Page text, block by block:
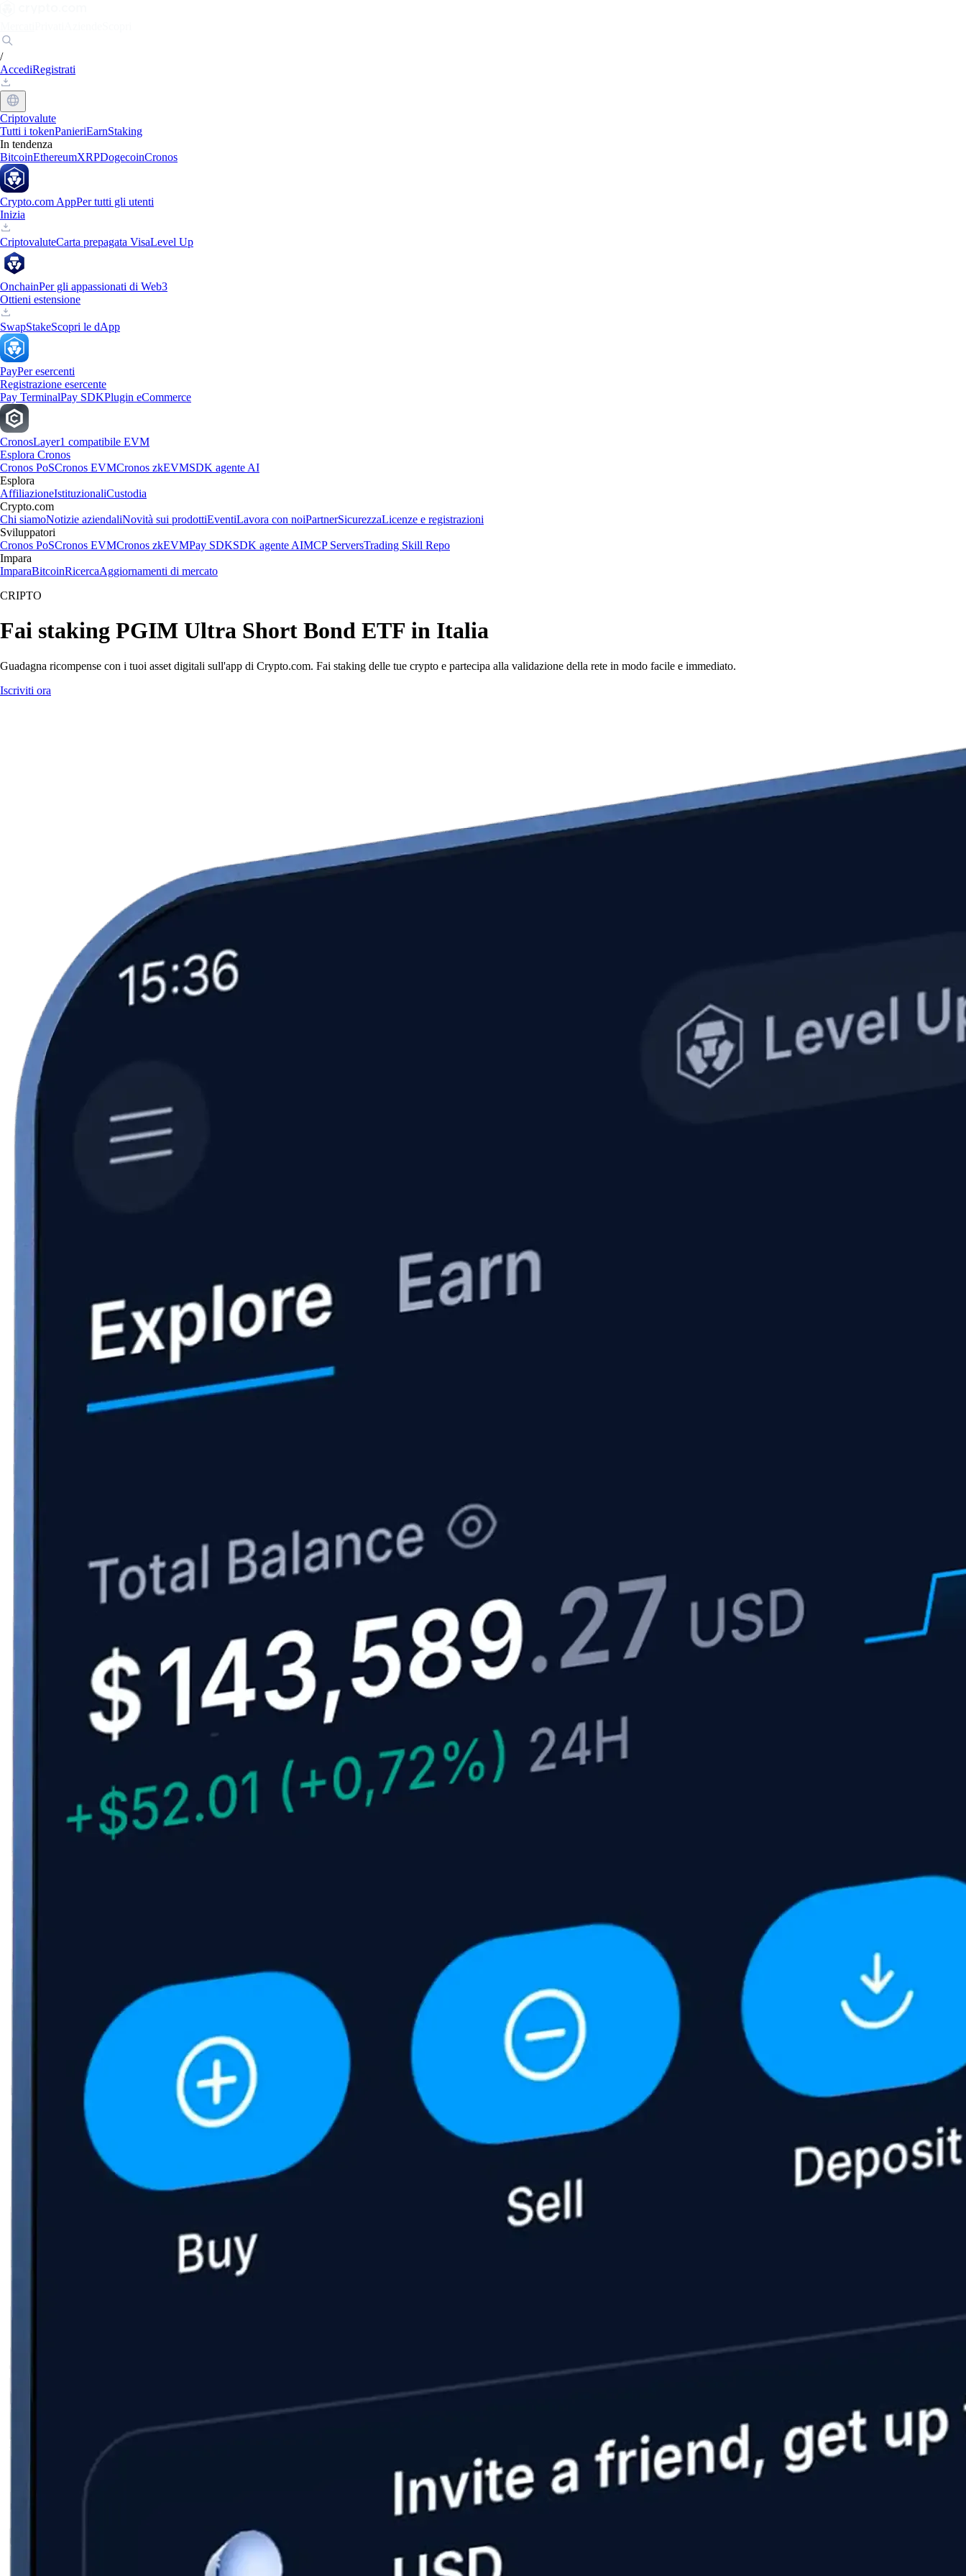
/
AccediRegistrati
Criptovalute
Tutti i tokenPanieriEarnStaking
In tendenza
BitcoinEthereumXRPDogecoinCronos
Crypto.com AppPer tutti gli utenti
Inizia
CriptovaluteCarta prepagata VisaLevel Up
OnchainPer gli appassionati di Web3
Ottieni estensione
SwapStakeScopri le dApp
PayPer esercenti
Registrazione esercente
Pay TerminalPay SDKPlugin eCommerce
CronosLayer1 compatibile EVM
Esplora Cronos
Cronos PoSCronos EVMCronos zkEVMSDK agente AI
Esplora
AffiliazioneIstituzionaliCustodia
Crypto.com
Chi siamoNotizie aziendaliNovità sui prodottiEventiLavora con noiPartnerSicurezzaLicenze e registrazioni
Sviluppatori
Cronos PoSCronos EVMCronos zkEVMPay SDKSDK agente AIMCP ServersTrading Skill Repo
Impara
ImparaBitcoinRicercaAggiornamenti di mercato
CRIPTO
Fai staking PGIM Ultra Short Bond ETF in Italia
Guadagna ricompense con i tuoi asset digitali sull'app di Crypto.com. Fai staking delle tue crypto e partecipa alla validazione della rete in modo facile e immediato.
Iscriviti ora